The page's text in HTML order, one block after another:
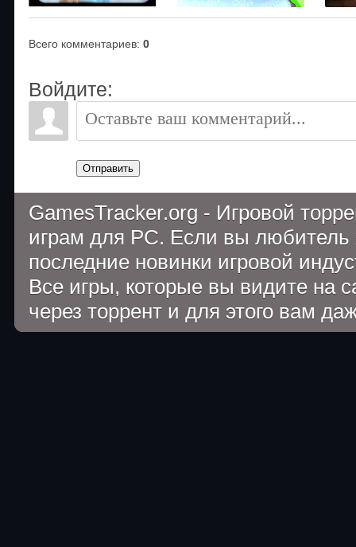
Всего комментариев: 0
Войдите:
Отправить
GamesTracker.org - Игровой
играм для PC. Если вы
последние новинки игровой
Все игры, которые вы видите на
через торрент и для этого вам